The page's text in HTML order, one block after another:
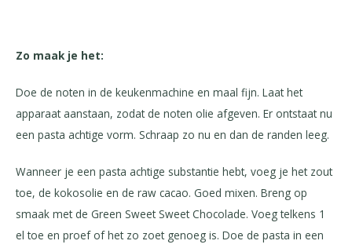
Zo maak je het:
Doe de noten in de keukenmachine en maal fijn. Laat het
apparaat aanstaan, zodat de noten olie afgeven. Er ontstaat nu
een pasta achtige vorm. Schraap zo nu en dan de randen leeg.
Wanneer je een pasta achtige substantie hebt, voeg je het zout
toe, de kokosolie en de raw cacao. Goed mixen. Breng op
smaak met de Green Sweet Sweet Chocolade. Voeg telkens 1
el toe en proef of het zo zoet genoeg is. Doe de pasta in een